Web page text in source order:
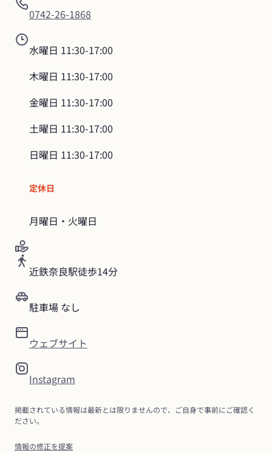
0742-26-1868
水曜日 11:30-17:00
木曜日 11:30-17:00
金曜日 11:30-17:00
土曜日 11:30-17:00
日曜日 11:30-17:00
定休日
月曜日・火曜日
近鉄奈良駅徒歩14分
駐車場 なし
ウェブサイト
Instagram
掲載されている情報は最新とは限りませんので、ご自身で事前にご確認く
ださい。
情報の修正を提案